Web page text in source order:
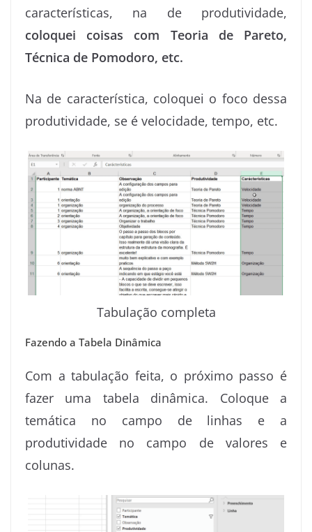
características, na de produtividade,
coloquei coisas com Teoria de Pareto,
Técnica de Pomodoro, etc.
Na de característica, coloquei o foco dessa
produtividade, se é velocidade, tempo, etc.
Tabulação completa
Fazendo a Tabela Dinâmica
Com a tabulação feita, o próximo passo é
fazer uma tabela dinâmica. Coloque a
temática no campo de linhas e a
produtividade no campo de valores e
colunas.